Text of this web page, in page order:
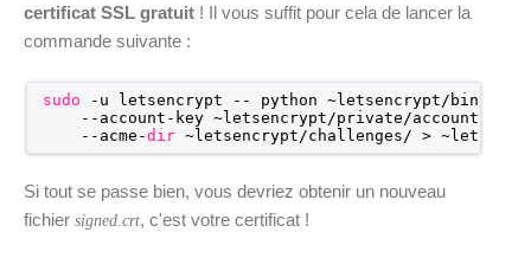
certificat SSL gratuit ! Il vous suffit pour cela de lancer la
commande suivante :
sudo -u letsencrypt -- python ~letsencrypt/bin/
--account-key ~letsencrypt/private/account
--acme-dir ~letsencrypt/challenges/ >
Si tout se passe bien, vous devriez obtenir un nouveau
fichier signed.crt, c'est votre certificat !